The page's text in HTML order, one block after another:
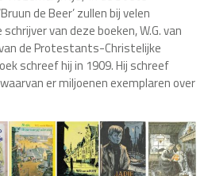
de Beer’ zullen bij velen
van deze boeken, W.G. van
de Protestants-Christelijke
schreef hij in 1909. Hij schreef
er miljoenen exemplaren over